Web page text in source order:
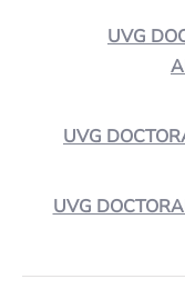
UVG
UVG
UVG